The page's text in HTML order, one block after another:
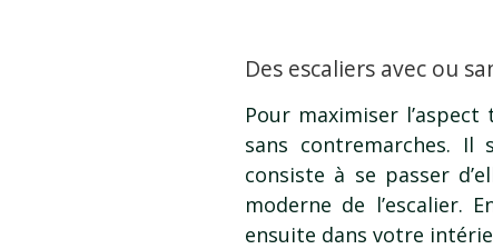
Des escaliers avec ou
Pour maximiser
sans contremarches. Il
consiste à se passer
moderne de l’escalier.
ensuite dans votre